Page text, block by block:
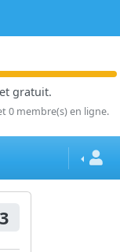
gratuit.
0 membre(s) en ligne.